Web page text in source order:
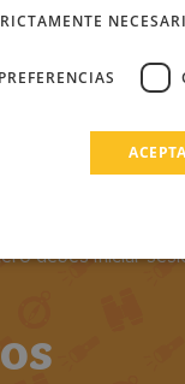
debes iniciar